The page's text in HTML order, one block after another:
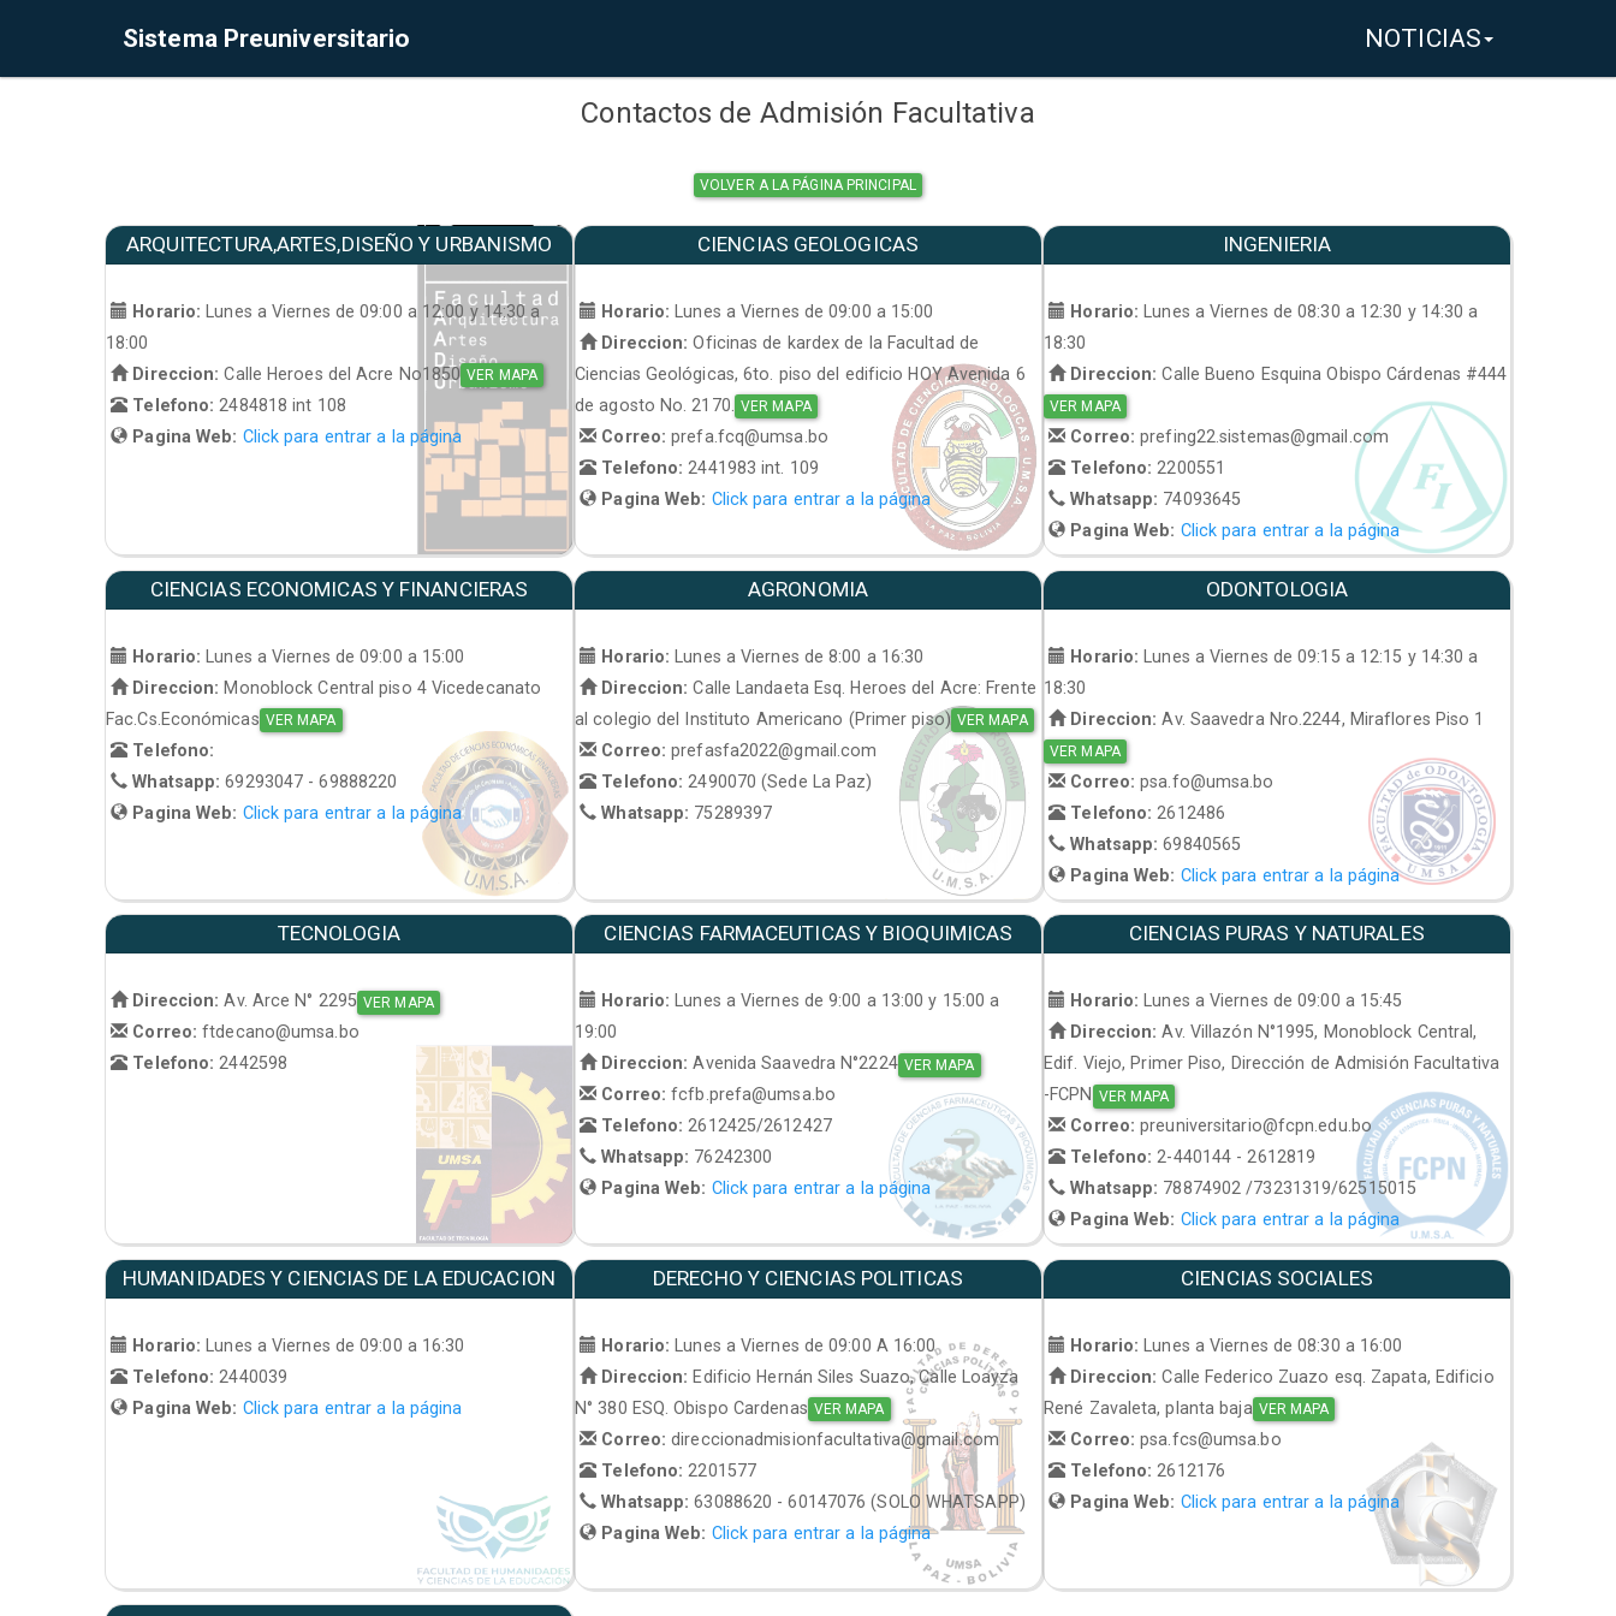
Sistema Preuniversitario NOTICIAS
Contactos de Admisión Facultativa
VOLVER A LA PÁGINA PRINCIPAL
ARQUITECTURA,ARTES,DISEÑO Y URBANISMO
Horario:
Lunes a Viernes de 09:00 a 12:00 y 14:30 a
18:00
Direccion: Calle Heroes del Acre No1850 VER MAPA
Telefono: 2484818 int 108
Pagina Web: Click para entrar a la página
CIENCIAS GEOLOGICAS
Horario:
Lunes a Viernes de 09:00 a 15:00
Direccion: Oficinas de kardex de la Facultad de
Ciencias Geológicas, 6to. piso del edificio HOY Avenida 6
de agosto No. 2170.
VER MAPA
Correo:prefa.fcq@umsa.bo
Telefono: 2441983 int. 109
Pagina Web: Click para entrar a la página
INGENIERIA
Horario:
Lunes a Viernes de 08:30 a 12:30 y 14:30 a
18:30
Direccion: Calle Bueno Esquina Obispo Cárdenas #444
VER MAPA
Correo:prefing22.sistemas@gmail.com
Telefono: 2200551
Whatsapp: 74093645
Pagina Web: Click para entrar a la página
CIENCIAS ECONOMICAS Y FINANCIERAS
Horario:
Lunes a Viernes de 09:00 a 15:00
Direccion: Monoblock Central piso 4 Vicedecanato
Fac.Cs.Económicas VER MAPA
Telefono:
Whatsapp:69293047 - 69888220
Pagina Web: Click para entrar a la página
AGRONOMIA
Horario:
Lunes a Viernes de 8:00 a 16:30
Direccion: Calle Landaeta Esq. Heroes del Acre: Frente
al colegio del Instituto Americano (Primer piso) VER MAPA
Correo:prefasfa2022@gmail.com
Telefono: 2490070 (Sede La Paz)
Whatsapp: 75289397
ODONTOLOGIA
Horario:
Lunes a Viernes de 09:15 a 12:15 y 14:30 a
18:30
Direccion: Av. Saavedra Nro.2244, Miraflores Piso 1
VER MAPA
Correo:psa.fo@umsa.bo
Telefono: 2612486
Whatsapp:69840565
Pagina Web: Click para entrar a la página
TECNOLOGIA
Direccion: Av. Arce N° 2295 VER MAPA
Correo:ftdecano@umsa.bo
Telefono:2442598
CIENCIAS FARMACEUTICAS Y BIOQUIMICAS
Horario: Lunes a Viernes de 9:00 a 13:00 y 15:00 a
19:00
Direccion: Avenida Saavedra N°2224 VER MAPA
Correo:fcfb.prefa@umsa.bo
Telefono:2612425/2612427
Whatsapp: 76242300
Pagina Web: Click para entrar a la página
CIENCIAS PURAS Y NATURALES
Horario: Lunes a Viernes de 09:00 a 15:45
Direccion: Av. Villazón N°1995, Monoblock Central,
Edif. Viejo, Primer Piso, Dirección de Admisión Facultativa
-FCPN VER MAPA
Correo:preuniversitario@fcpn.edu.bo
Telefono:2-440144 - 2612819
Whatsapp: 78874902 /73231319/62515015
Pagina Web: Click para entrar a la página
HUMANIDADES Y CIENCIAS DE LA EDUCACION
Horario:
Lunes a Viernes de 09:00 a 16:30
Telefono: 2440039
Pagina Web: Click para entrar a la página
DERECHO Y CIENCIAS POLITICAS
Horario:
Lunes a Viernes de 09:00 A 16:00
Direccion: Edificio Hernán Siles Suazo, Calle Loayza
N° 380 ESQ. Obispo Cardenas VER MAPA
Correo:direccionadmisionfacultativa@gmail.com
Telefono: 2201577
Whatsapp:63088620 - 60147076 (SOLO WHATSAPP)
Pagina Web: Click para entrar a la página
CIENCIAS SOCIALES
Horario:
Lunes a Viernes de 08:30 a 16:00
Direccion: Calle Federico Zuazo esq. Zapata, Edificio
René Zavaleta, planta baja VER MAPA
Correo:psa.fcs@umsa.bo
Telefono: 2612176
Pagina Web: Click para entrar a la página